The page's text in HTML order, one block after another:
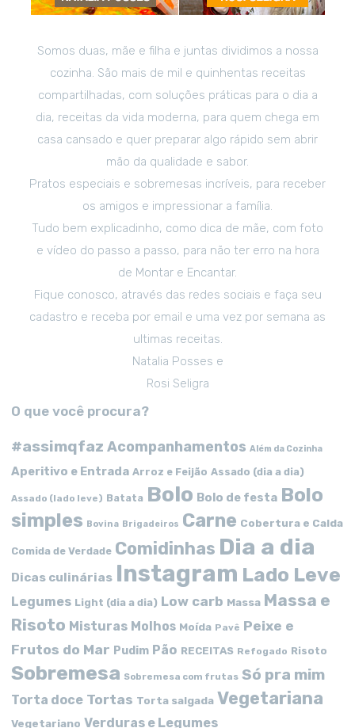
Somos duas, mãe e filha e juntas dividimos a nossa
cozinha. São mais de mil e quinhentas receitas
compartilhadas, com soluções práticas para o dia a
dia, receitas da vida moderna, para quem chega em
casa cansado e quer preparar algo rápido sem abrir
mão da qualidade e sabor.
Pratos especiais e sobremesas incríveis, para receber
os amigos e impressionar a família.
Tudo bem explicadinho, como dica de mãe, com foto
e vídeo do passo a passo, para não ter erro na hora
de Montar e Encantar.
Fique conosco, através das redes sociais e faça seu
cadastro e receba por email e uma vez por semana as
ultimas receitas.
Natalia Posses e
Rosi Seligra
O que você procura?
#assimqfaz Acompanhamentos Além da Cozinha
Aperitivo e Entrada Arroz e Feijão Assado (dia a dia)
Assado (lado leve) Batata Bolo Bolo de festa Bolo
simples Bovina Brigadeiros Carne Cobertura e Calda
Comida de Verdade Comidinhas Dia a dia
Dicas culinárias Instagram Lado Leve
Legumes Light (dia a dia) Low carb Massa Massa e
Risoto Misturas Molhos Moída Pavê Peixe e
Frutos do Mar Pudim Pão RECEITAS Refogado Risoto
Sobremesa Sobremesa com frutas Só pra mim
Torta doce Tortas Torta salgada Vegetariana
Vegetariano Verduras e Legumes